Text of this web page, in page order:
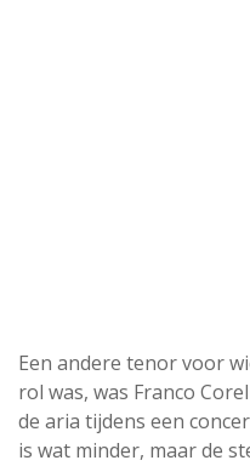
Een andere tenor voor
rol was, was Franco
de aria tijdens een
is wat minder, maar de